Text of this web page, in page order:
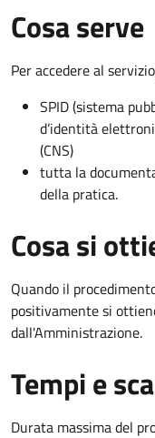
Cosa serve
Per accedere al
SPID (sistema
d’identità
(CNS)
tutta la
della pratica.
Cosa si
Quando il
positivamente si
dall'Amministrazione.
Tempi e
Durata massima del